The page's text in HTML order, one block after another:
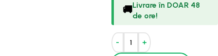
🚚Livrare în DOAR 48
de ore!
- +